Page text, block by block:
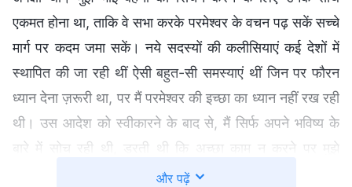
एकमत होना था, ताकि वे सभा करके परमेश्वर के वचन पढ़ सकें सच्चे
मार्ग पर कदम जमा सकें। नये सदस्यों की कलीसियाएं कई देशों में
स्थापित की जा रही थीं ऐसी बहुत-सी समस्याएं थीं जिन पर फौरन
ध्यान देना ज़रूरी था, पर मैं परमेश्वर की इच्छा का ध्यान नहीं रख रही
थी। उस आदेश को स्वीकारने के बाद से, मैं सिर्फ अपने भविष्य के
बारे में सोच रही थी, डरती थी कि अच्छा काम न करने पर मुझे
उजागर किया जाएगा और मेरा कोई परिणाम नहीं होगा। मुझमें अपने
और पढ़ें